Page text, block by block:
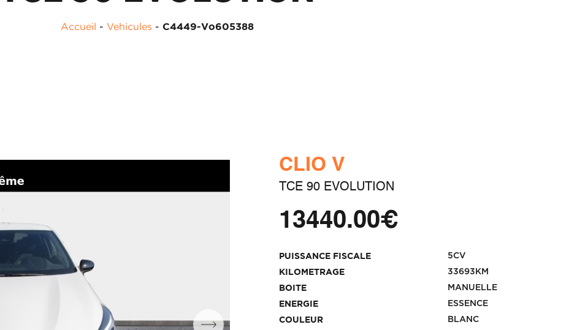
Accueil - Vehicules - C4449-Vo605388
CLIO V
TCE 90 EVOLUTION
13440.00€
PUISSANCE FISCALE 5CV
KILOMETRAGE 33693KM
BOITE MANUELLE
ENERGIE ESSENCE
COULEUR BLANC